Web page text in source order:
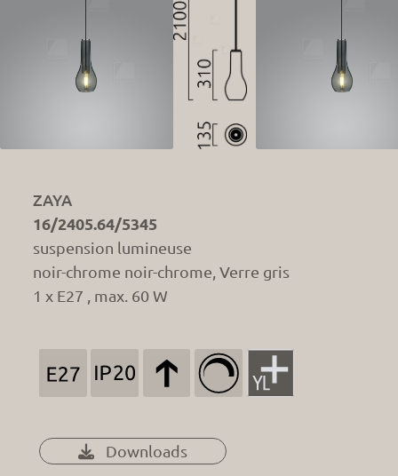
ZAYA
16/2405.64/5345
suspension lumineuse
noir-chrome noir-chrome, Verre gris
1 x E27 , max. 60 W
 Downloads